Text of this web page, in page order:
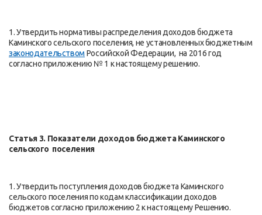
1. Утвердить нормативы распределения доходов бюджета
Каминского сельского поселения, не установленных бюджетным
законодательством Российской Федерации, на 2016 год
согласно приложению № 1 к настоящему решению.
Статья 3. Показатели доходов бюджета Каминского
сельского поселения
1.Утвердить поступления доходов бюджета Каминского
сельского поселения по кодам классификации доходов
бюджетов согласно приложению 2 к настоящему Решению.